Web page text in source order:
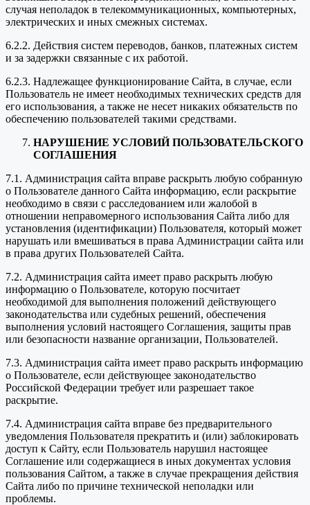
случая неполадок в телекоммуникационных, компьютерных,
электрических и иных смежных системах.
6.2.2. Действия систем переводов, банков, платежных систем
и за задержки связанные с их работой.
6.2.3. Надлежащее функционирование Сайта, в случае, если
Пользователь не имеет необходимых технических средств для
его использования, а также не несет никаких обязательств по
обеспечению пользователей такими средствами.
НАРУШЕНИЕ УСЛОВИЙ ПОЛЬЗОВАТЕЛЬСКОГО
СОГЛАШЕНИЯ
7.1. Администрация сайта вправе раскрыть любую собранную
о Пользователе данного Сайта информацию, если раскрытие
необходимо в связи с расследованием или жалобой в
отношении неправомерного использования Сайта либо для
установления (идентификации) Пользователя, который может
нарушать или вмешиваться в права Администрации сайта или
в права других Пользователей Сайта.
7.2. Администрация сайта имеет право раскрыть любую
информацию о Пользователе, которую посчитает
необходимой для выполнения положений действующего
законодательства или судебных решений, обеспечения
выполнения условий настоящего Соглашения, защиты прав
или безопасности название организации, Пользователей.
7.3. Администрация сайта имеет право раскрыть информацию
о Пользователе, если действующее законодательство
Российской Федерации требует или разрешает такое
раскрытие.
7.4. Администрация сайта вправе без предварительного
уведомления Пользователя прекратить и (или) заблокировать
доступ к Сайту, если Пользователь нарушил настоящее
Соглашение или содержащиеся в иных документах условия
пользования Сайтом, а также в случае прекращения действия
Сайта либо по причине технической неполадки или
проблемы.